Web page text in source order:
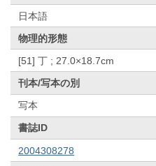
日本語
物理的形態
[51] 丁 ; 27.0×18.7cm
刊本/写本の別
写本
書誌ID
2004308278